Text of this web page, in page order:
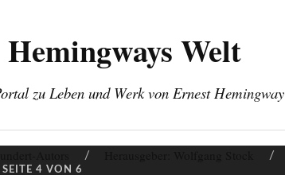
Hemingways Welt
zu Leben und Werk von Ernest Hemingway
SEITE 4 VON 6